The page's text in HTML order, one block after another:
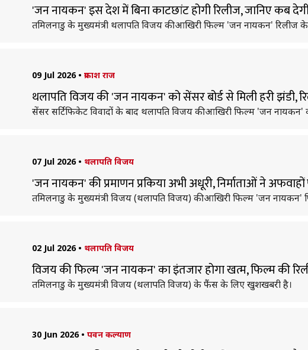
'जन नायकन' इस देश में बिना काटछांट होगी रिलीज, जानिए कब
तमिलनाडु के मुख्यमंत्री थलापति विजय की आखिरी फिल्म 'जन नायकन' रिलीज के
09 Jul 2026 • प्रकाश राज
थलापति विजय की 'जन नायकन' को सेंसर बोर्ड से मिली हरी झंडी,
सेंसर सर्टिफिकेट विवादों के बाद थलापति विजय की आखिरी फिल्म 'जन नायकन'
07 Jul 2026 • थलापति विजय
'जन नायकन' की प्रमाणन प्रकिया अभी अधूरी, निर्माताओं ने अफवाहों
तमिलनाडु के मुख्यमंत्री विजय (थलापति विजय) की आखिरी फिल्म 'जन नायकन'
02 Jul 2026 • थलापति विजय
विजय की फिल्म 'जन नायकन' का इंतजार होगा खत्म, फिल्म की
तमिलनाडु के मुख्यमंत्री विजय (थलापति विजय) के फैंस के लिए खुशखबरी है।
30 Jun 2026 • पवन कल्याण